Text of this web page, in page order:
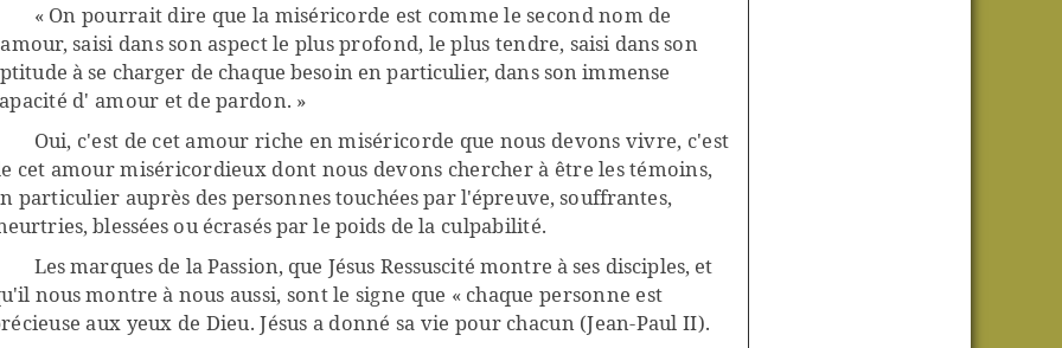
«On pourrait dire que la miséricorde est comme le second nom de
saisi dans son aspect le plus profond, le plus tendre, saisi dans son
à se charger de chaque besoin en particulier, dans son immense
d' amour et de pardon. »
Oui, c'est de cet amour riche en miséricorde que nous devons vivre, c'est
cet amour miséricordieux dont nous devons chercher à être les témoins,
particulier auprès des personnes touchées par l'épreuve, souffrantes,
blessées ou écrasés par le poids de la culpabilité.
Les marques de la Passion, que Jésus Ressuscité montre à ses disciples, et
nous montre à nous aussi, sont le signe que « chaque personne est
aux yeux de Dieu. Jésus a donné sa vie pour chacun (Jean-Paul II).